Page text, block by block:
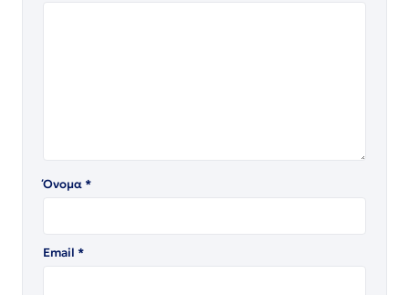
Όνομα*
Email *